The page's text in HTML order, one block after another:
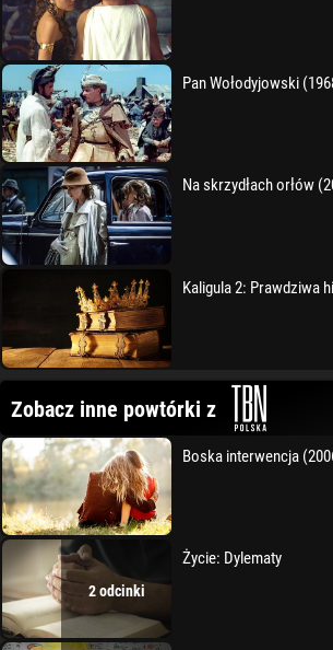
Pan Wołodyjowski
Na skrzydłach orłów
Kaligula 2: Prawdziwa
Zobacz inne powtórki z
Boska interwencja
2 odcinki
Życie: Dylematy